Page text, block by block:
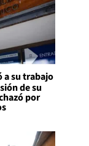
a su trabajo
de su
por